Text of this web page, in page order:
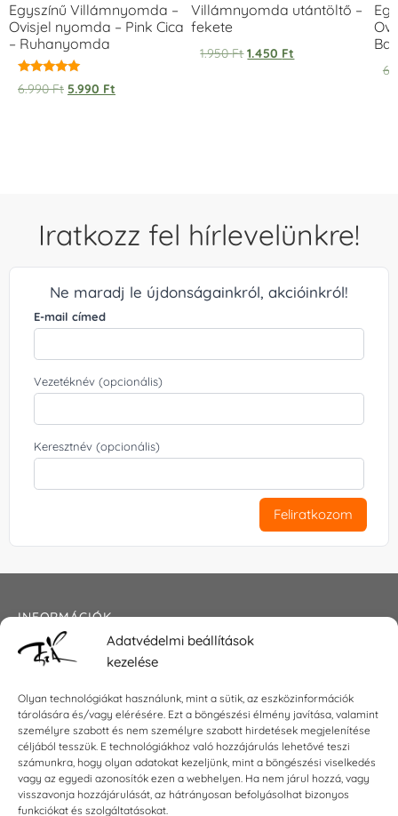
Adatvédelmi beállítások
kezelése
Olyan technológiákat használunk, mint a sütik, az eszközinformációk
tárolására és/vagy elérésére. Ezt a böngészési élmény javítása, valamint
személyre szabott és nem személyre szabott hirdetések megjelenítése
céljából tesszük. E technológiákhoz való hozzájárulás lehetővé teszi
számunkra, hogy olyan adatokat kezeljünk, mint a böngészési viselkedés
vagy az egyedi azonosítók ezen a webhelyen. Ha nem járul hozzá, vagy
visszavonja hozzájárulását, az hátrányosan befolyásolhat bizonyos
funkciókat és szolgáltatásokat.
Egyszínű Villámnyomda –
Ovisjel nyomda – Pink Cica
– Ruhanyomda
Értékelés:
5.00
6.990Ft 5.990 Ft
Villámnyomda utántöltő –
fekete
1.950Ft 1.450 Ft
Iratkozz fel hírlevelünkre!
Ne maradj le újdonságainkról, akcióinkról!
E-mail címed
Vezetéknév (opcionális)
Keresztnév (opcionális)
Feliratkozom
INFORMÁCIÓK
Általános szerződési feltételek
Impresszum
KAPCSOLAT
E-mail:shop@torokszilvi.com